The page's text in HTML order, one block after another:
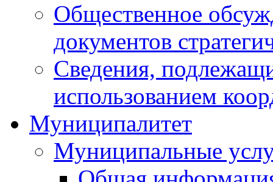
Общественное
документов
Сведения,
использованием
Муниципалитет
Муниципальные